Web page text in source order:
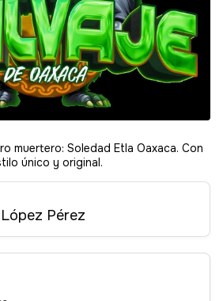
muertero: Soledad Etla Oaxaca. Con
único y original.
Pérez